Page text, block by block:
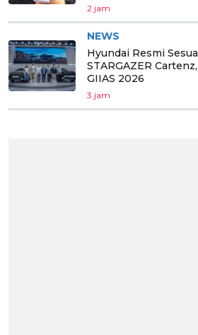
2 jam
NEWS
Hyundai Resmi
STARGAZER
GIIAS 2026
3 jam